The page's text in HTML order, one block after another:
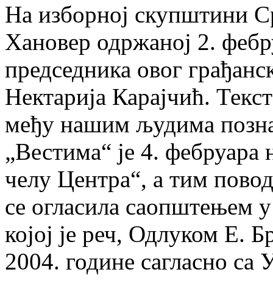
На изборној скупштини
Хановер одржаној 2.
председника овог
Нектарија Карајчић.
међу нашим људима
„Вестима“ је 4.
челу Центра“, а тим
се огласила саопштењем
којој је реч, Одлуком Е.
2004. године сагласно